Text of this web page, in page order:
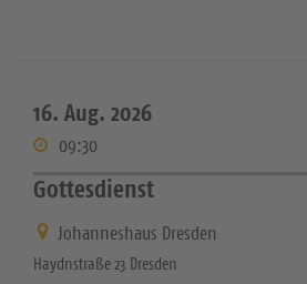
16. Aug. 2026
09:30
Gottesdienst
Johanneshaus Dresden
Haydnstraße 23 Dresden